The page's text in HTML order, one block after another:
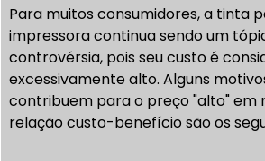
Para muitos consumidores, a tinta
impressora continua sendo um
controvérsia, pois seu custo é
excessivamente alto. Alguns
contribuem para o preço "alto" em
relação custo-benefício são os